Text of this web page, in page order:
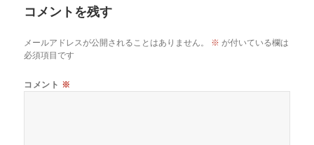
コメントを残す
メールアドレスが公開されることはありません。 ※ が付いている欄は
必須項目です
コメント ※